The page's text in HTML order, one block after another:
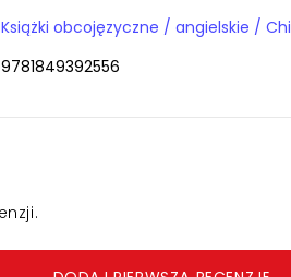
Książki
9781849392556